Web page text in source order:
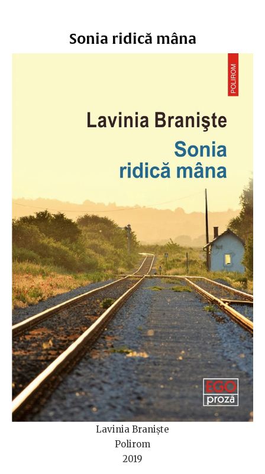
Sonia ridică mâna
Lavinia Braniște
Polirom
2019